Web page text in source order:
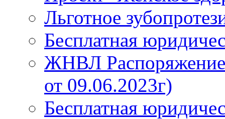
Льготное
Бесплатная
ЖНВЛ Распоряжение
от 09.06.2023г)
Бесплатная